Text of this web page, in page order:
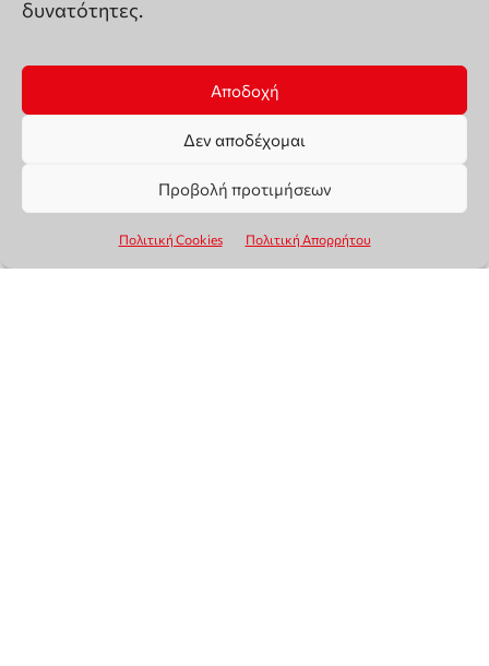
δυνατότητες.
Αποδοχή
Δεν αποδέχομαι
Προβολή προτιμήσεων
Πολιτική Cookies Πολιτική Απορρήτου